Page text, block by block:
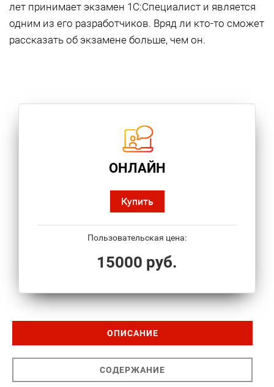
лет принимает экзамен 1С:Специалист и является
одним из его разработчиков. Вряд ли кто-то сможет
рассказать об экзамене больше, чем он.
ОНЛАЙН
Купить
Пользовательская цена:
15000 руб.
ОПИСАНИЕ
СОДЕРЖАНИЕ